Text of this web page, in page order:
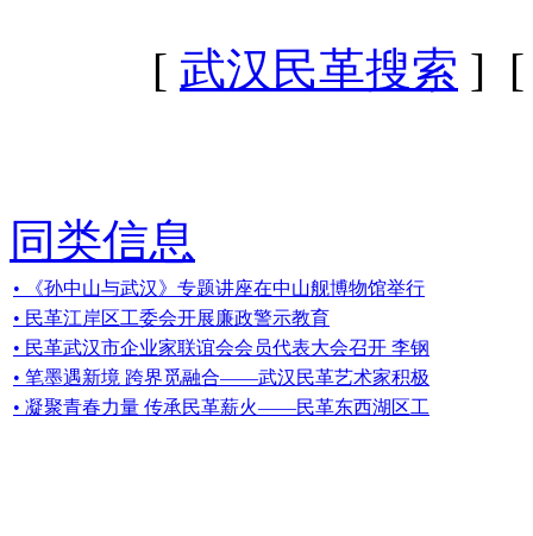
[ 武汉民革搜索 ]
同类信息
• 《孙中山与武汉》专题讲座在中山舰博物馆举行
• 民革江岸区工委会开展廉政警示教育
• 民革武汉市企业家联谊会会员代表大会召开 李钢
• 笔墨遇新境 跨界觅融合——武汉民革艺术家积极
• 凝聚青春力量 传承民革薪火——民革东西湖区工